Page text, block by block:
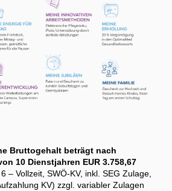
Bruttogehalt beträgt nach
10 Dienstjahren EUR 3.758,67
– Vollzeit, SWÖ-KV, inkl. SEG Zulage,
KV) zzgl. variabler Zulagen